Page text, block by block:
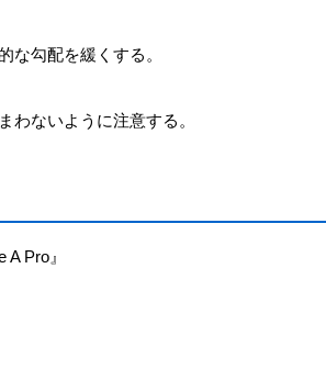
な勾配を緩くする。
わないように注意する。
Pro』